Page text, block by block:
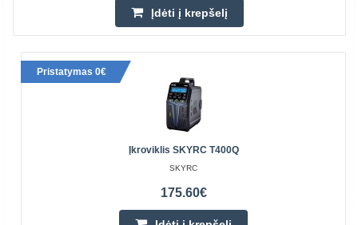
Įdėti į krepšelį
Pristatymas 0€
Įkroviklis SKYRC T400Q
SKYRC
175.60€